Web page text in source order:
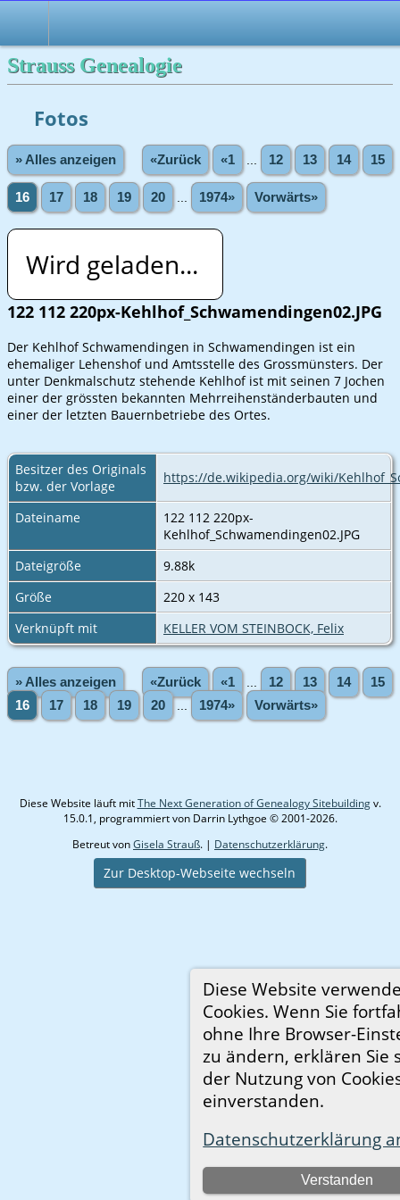
Strauss Genealogie
Diese Website
Cookies. Wenn Sie
ohne Ihre Browser-
zu ändern, erklären Sie
der Nutzung von
einverstanden.
Datenschutzerklärung
Verstanden
Fotos
» Alles anzeigen «Zurück «1 12 13 14 15
16 17 18 19 20 1974» Vorwärts»
Wird geladen...
122 112 220px-Kehlhof_Schwamendingen02.JPG
Der Kehlhof Schwamendingen in Schwamendingen ist ein
ehemaliger Lehenshof und Amtsstelle des Grossmünsters. Der
unter Denkmalschutz stehende Kehlhof ist mit seinen 7 Jochen
einer der grössten bekannten Mehrreihenständerbauten und
einer der letzten Bauernbetriebe des Ortes.
Besitzer des Originals
bzw. der Vorlage
https://de.wikipedia.org/wiki/
Dateiname
122 112 220px-
Kehlhof_Schwamendingen02.JPG
Dateigröße
9.88k
Größe
220 x 143
Verknüpft mit
KELLER VOM STEINBOCK, Felix
» Alles anzeigen «Zurück «1 12 13 14
15
16
17 18 19 20 1974» Vorwärts»
Diese Website läuft mitThe Next Generation of Genealogy Sitebuildingv.
15.0.1, programmiert von Darrin Lythgoe © 2001-2026.
Betreut vonGisela Strauß. | Datenschutzerklärung.
Zur Desktop-Webseite wechseln